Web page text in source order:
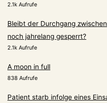
2.1k Aufrufe
Bleibt der Durchgang
noch jahrelang gesperrt?
2.1k Aufrufe
A moon in full
838 Aufrufe
Patient starb infolge eines